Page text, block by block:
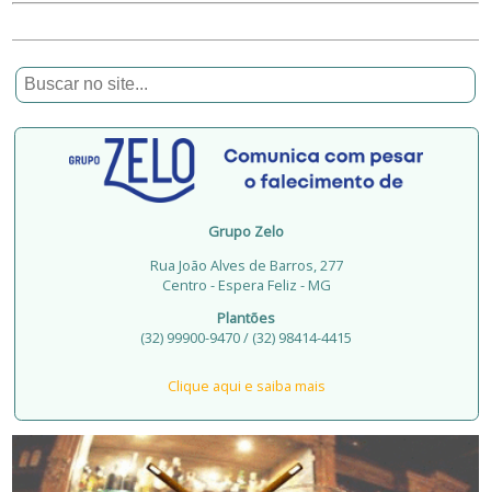
Grupo Zelo
Rua João Alves de Barros, 277
Centro - Espera Feliz - MG
Plantões
(32) 99900-9470 / (32) 98414-4415
Clique aqui e saiba mais